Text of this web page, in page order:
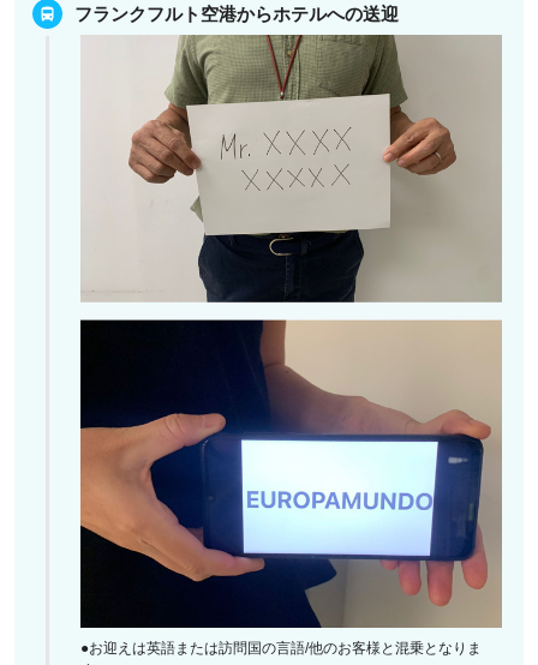
フランクフルト空港からホテルへの送迎
●お迎えは英語または訪問国の言語/他のお客様と混乗となりま